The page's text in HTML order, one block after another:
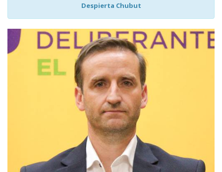
Despierta Chubut